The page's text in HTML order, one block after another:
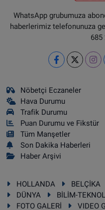
WhatsApp grubumuza
haberlerimiz telefonunuza
685
Nöbetçi Eczaneler
Hava Durumu
Trafik Durumu
Puan Durumu ve Fikstür
Tüm Manşetler
Son Dakika Haberleri
Haber Arşivi
HOLLANDA BELÇİKA
DÜNYA
BİLİM-
FOTO GALERİ
VIDEO